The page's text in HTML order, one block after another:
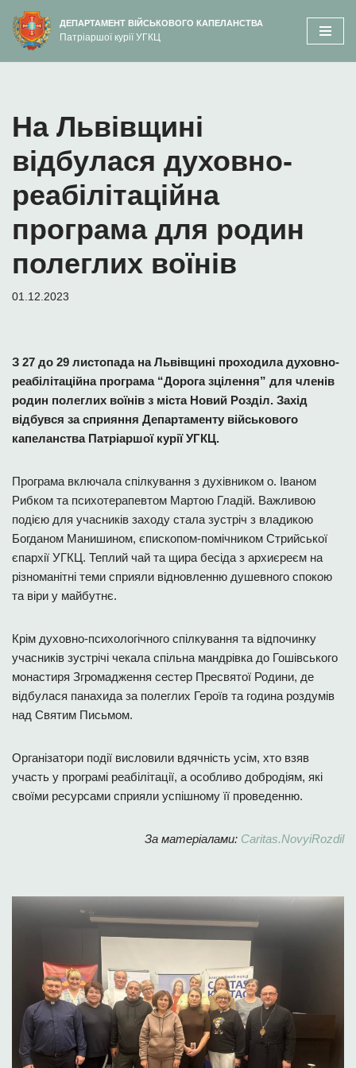
вмісту
Перейти
до
ДЕПАРТАМЕНТ ВІЙСЬКОВОГО КАПЕЛАНСТВА
Патріаршої курії УГКЦ
На Львівщині
відбулася духовно-
реабілітаційна
програма для родин
полеглих воїнів
01.12.2023
З 27 до 29 листопада на Львівщині проходила духовно-
реабілітаційна програма “Дорога зцілення” для членів
родин полеглих воїнів з міста Новий Розділ. Захід
відбувся за сприяння Департаменту військового
капеланства Патріаршої курії УГКЦ.
Програма включала спілкування з духівником о. Іваном
Рибком та психотерапевтом Мартою Гладій. Важливою
подією для учасників заходу стала зустріч з владикою
Богданом Манишином, єпископом-помічником Стрийської
єпархії УГКЦ. Теплий чай та щира бесіда з архиєреєм на
різноманітні теми сприяли відновленню душевного спокою
та віри у майбутнє.
Крім духовно-психологічного спілкування та відпочинку
учасників зустрічі чекала спільна мандрівка до Гошівського
монастиря Згромадження сестер Пресвятої Родини, де
відбулася панахида за полеглих Героїв та година роздумів
над Святим Письмом.
Організатори події висловили вдячність усім, хто взяв
участь у програмі реабілітації, а особливо добродіям, які
своїми ресурсами сприяли успішному її проведенню.
За матеріалами: Caritas.NovyiRozdil